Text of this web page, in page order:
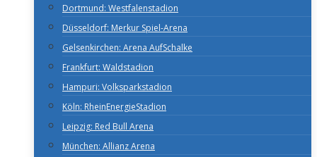
Dortmund: Westfalenstadion
Düsseldorf: Merkur Spiel-Arena
Gelsenkirchen: Arena AufSchalke
Frankfurt: Waldstadion
Hampuri: Volksparkstadion
Köln: RheinEnergieStadion
Leipzig: Red Bull Arena
München: Allianz Arena